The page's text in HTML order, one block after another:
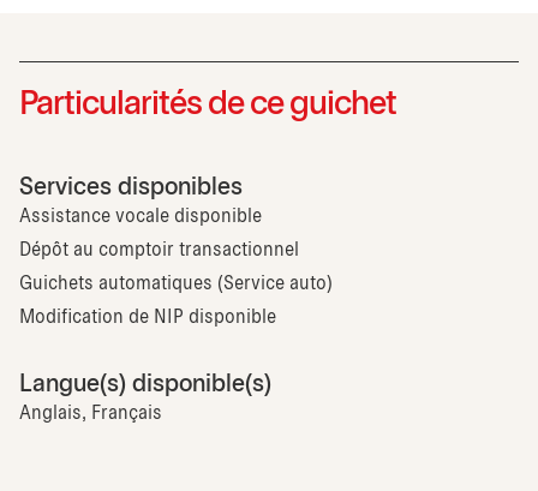
Particularités de ce guichet
Services disponibles
Assistance vocale disponible
Dépôt au comptoir transactionnel
Guichets automatiques (Service auto)
Modification de NIP disponible
Langue(s) disponible(s)
Anglais, Français